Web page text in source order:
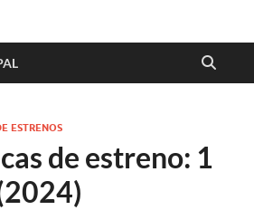
ESTRENOS
de estreno: 1